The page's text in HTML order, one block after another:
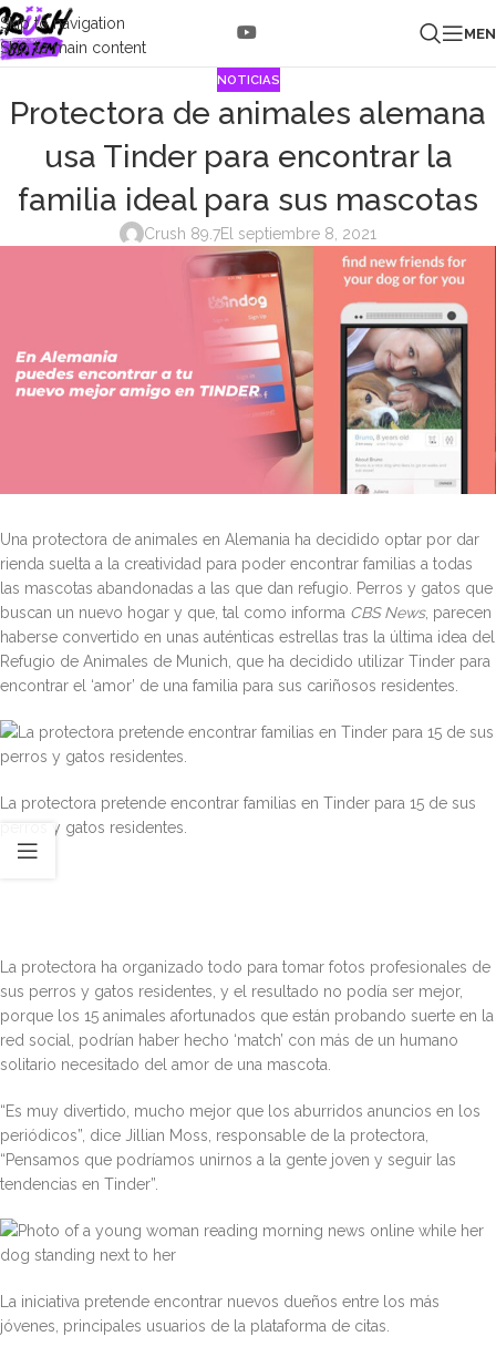
Skip to navigation
Skip to main content
NOTICIAS
Protectora de animales alemana
usa Tinder para encontrar la
familia ideal para sus mascotas
Crush 89.7El septiembre 8, 2021
Una protectora de animales en Alemania ha decidido optar por dar
rienda suelta a la creatividad para poder encontrar familias a todas
las mascotas abandonadas a las que dan refugio. Perros y gatos que
buscan un nuevo hogar y que, tal como informa CBS News, parecen
haberse convertido en unas auténticas estrellas tras la última idea del
Refugio de Animales de Munich, que ha decidido utilizar Tinder para
encontrar el ‘amor’ de una familia para sus cariñosos residentes.
La protectora pretende encontrar familias en Tinder para 15 de sus
perros y gatos residentes.
La protectora ha organizado todo para tomar fotos profesionales de
sus perros y gatos residentes, y el resultado no podía ser mejor,
porque los 15 animales afortunados que están probando suerte en la
red social, podrían haber hecho ‘match’ con más de un humano
solitario necesitado del amor de una mascota.
“Es muy divertido, mucho mejor que los aburridos anuncios en los
periódicos”, dice Jillian Moss, responsable de la protectora,
“Pensamos que podríamos unirnos a la gente joven y seguir las
tendencias en Tinder”.
La iniciativa pretende encontrar nuevos dueños entre los más
jóvenes, principales usuarios de la plataforma de citas.